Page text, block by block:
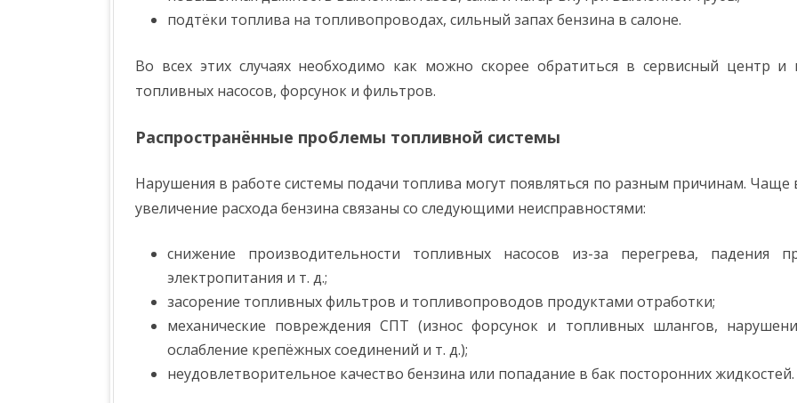
п
л
и
о
с
е
а
в
т
о
подтёки топлива на топливопроводах, сильный запах бензина в салоне.
Во всех этих случаях необходимо как можно скорее обратиться в сервисный центр и
топливных насосов, форсунок и фильтров.
Распространённые проблемы топливной системы
Нарушения в работе системы подачи топлива могут появляться по разным причинам. Чаще
увеличение расхода бензина связаны со следующими неисправностями:
снижение производительности топливных насосов из-за перегрева, падения
электропитания и т. д.;
засорение топливных фильтров и топливопроводов продуктами отработки;
механические повреждения СПТ (износ форсунок и топливных шлангов,
ослабление крепёжных соединений и т. д.);
неудовлетворительное качество бензина или попадание в бак посторонних жидкостей.